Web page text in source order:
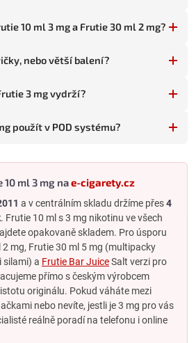
síly nikotinu - blízko 3 mg jsou 2 mg a
standardní jednotlivá lahvička,
trochu jemnější, multipack 3x10 ml ve
mililitr.
za mililitr.
liquidy s nízkou koncentrací
a uvažujete o jemnějším nikotinu,
base): jemný throat hit, klasická
Vhodné hlavně pro MTL
10 ml 3 mg a Frutie 30 ml 2 mg?
nebo větší balení?
3 mg vydrží?
použít v POD systému?
ml 3 mg nae-cigarety.cz
a v centrálním skladu držíme přes4
. Frutie 10 ml s 3 mg nikotinu ve všech
opakovaně skladem. Pro úsporu
2 mg, Frutie 30 ml 5 mg (multipacky
silami) a Frutie Bar JuiceSalt verzi pro
přímo s českým výrobcem
originálu. Pokud váháte mezi
nebo nevíte, jestli je 3 mg pro vás
reálně poradí na telefonu i online